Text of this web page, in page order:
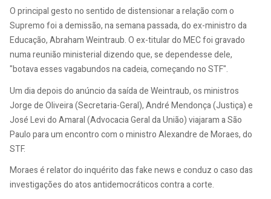
O principal gesto no sentido de distensionar a relação com o
Supremo foi a demissão, na semana passada, do ex-ministro da
Educação, Abraham Weintraub. O ex-titular do MEC foi gravado
numa reunião ministerial dizendo que, se dependesse dele,
"botava esses vagabundos na cadeia, começando no STF".
Um dia depois do anúncio da saída de Weintraub, os ministros
Jorge de Oliveira (Secretaria-Geral), André Mendonça (Justiça) e
José Levi do Amaral (Advocacia Geral da União) viajaram a São
Paulo para um encontro com o ministro Alexandre de Moraes, do
STF.
Moraes é relator do inquérito das fake news e conduz o caso das
investigações do atos antidemocráticos contra a corte.